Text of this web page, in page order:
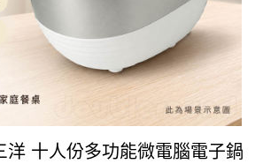
洋 十人份多功能微電腦電子鍋